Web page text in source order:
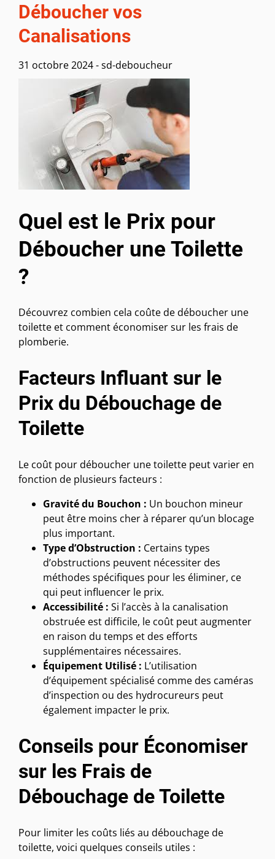
Déboucher vos
Canalisations
31 octobre 2024-sd-deboucheur
Quel est le Prix pour
Déboucher une Toilette
?
Découvrez combien cela coûte de déboucher une
toilette et comment économiser sur les frais de
plomberie.
Facteurs Influant sur le
Prix du Débouchage de
Toilette
Le coût pour déboucher une toilette peut varier en
fonction de plusieurs facteurs :
Gravité du Bouchon : Un bouchon mineur
peut être moins cher à réparer qu’un blocage
plus important.
Type d’Obstruction : Certains types
d’obstructions peuvent nécessiter des
méthodes spécifiques pour les éliminer, ce
qui peut influencer le prix.
Accessibilité : Si l’accès à la canalisation
obstruée est difficile, le coût peut augmenter
en raison du temps et des efforts
supplémentaires nécessaires.
Équipement Utilisé : L’utilisation
d’équipement spécialisé comme des caméras
d’inspection ou des hydrocureurs peut
également impacter le prix.
Conseils pour Économiser
sur les Frais de
Débouchage de Toilette
Pour limiter les coûts liés au débouchage de
toilette, voici quelques conseils utiles :